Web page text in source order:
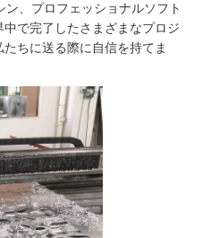
、プロフェッショナルソフト
で完了したさまざまなプロジ
ちに送る際に自信を持てま